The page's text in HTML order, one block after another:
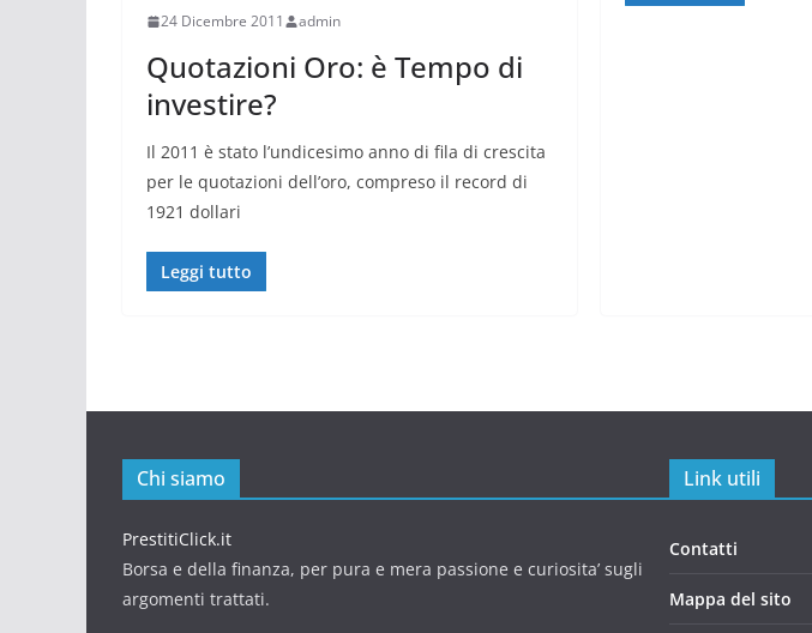
24 Dicembre 2011 admin
Quotazioni Oro: è Tempo di
investire?
Il 2011 è stato l’undicesimo anno di fila di crescita
per le quotazioni dell’oro, compreso il record di
1921 dollari
Leggi tutto
Chi siamo
PrestitiClick.it
Borsa e della finanza, per pura e mera passione e curiosita’ sugli
argomenti trattati.
Link utili
Contatti
Mappa del sito